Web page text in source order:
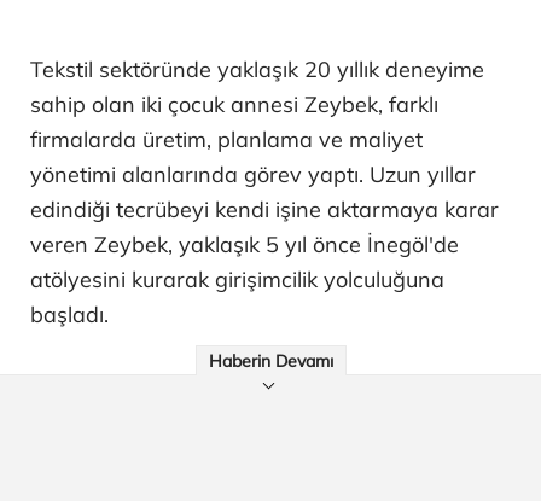
Tekstil sektöründe yaklaşık 20 yıllık deneyime
sahip olan iki çocuk annesi Zeybek, farklı
firmalarda üretim, planlama ve maliyet
yönetimi alanlarında görev yaptı. Uzun yıllar
edindiği tecrübeyi kendi işine aktarmaya karar
veren Zeybek, yaklaşık 5 yıl önce İnegöl'de
atölyesini kurarak girişimcilik yolculuğuna
başladı.
Haberin Devamı